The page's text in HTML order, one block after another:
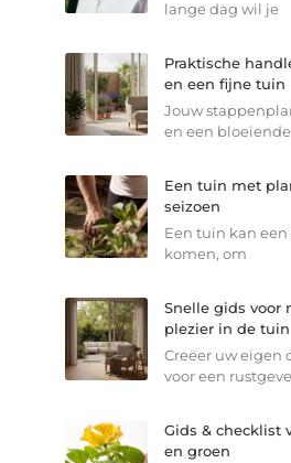
lange dag wil je
Praktische
en een fijne tuin
Jouw
en een
Een tuin met
seizoen
Een tuin kan
komen, om
Snelle gids voor
plezier in de tuin
Creëer uw eigen
voor een
Gids & checklist
en groen